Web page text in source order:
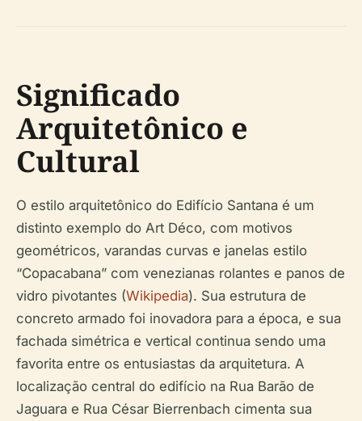
Significado
Arquitetônico e
Cultural
O estilo arquitetônico do Edifício Santana é um
distinto exemplo do Art Déco, com motivos
geométricos, varandas curvas e janelas estilo
“Copacabana” com venezianas rolantes e panos de
vidro pivotantes (Wikipedia). Sua estrutura de
concreto armado foi inovadora para a época, e sua
fachada simétrica e vertical continua sendo uma
favorita entre os entusiastas da arquitetura. A
localização central do edifício na Rua Barão de
Jaguara e Rua César Bierrenbach cimenta sua